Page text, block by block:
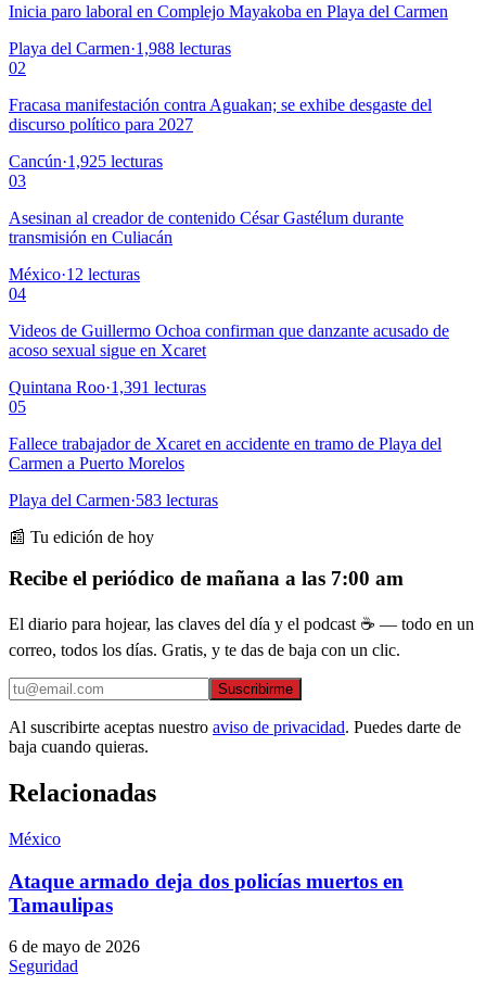
Inicia paro laboral en Complejo Mayakoba en Playa del Carmen
Playa del Carmen·1,988 lecturas
02
Fracasa manifestación contra Aguakan; se exhibe desgaste del
discurso político para 2027
Cancún·1,925 lecturas
03
Asesinan al creador de contenido César Gastélum durante
transmisión en Culiacán
México·12 lecturas
04
Videos de Guillermo Ochoa confirman que danzante acusado de
acoso sexual sigue en Xcaret
Quintana Roo·1,391 lecturas
05
Fallece trabajador de Xcaret en accidente en tramo de Playa del
Carmen a Puerto Morelos
Playa del Carmen·583 lecturas
📰 Tu edición de hoy
Recibe el periódico de mañana a las 7:00 am
El diario para hojear, las claves del día y el podcast ☕ — todo en un
correo, todos los días. Gratis, y te das de baja con un clic.
Suscribirme
Al suscribirte aceptas nuestro aviso de privacidad. Puedes darte de
baja cuando quieras.
Relacionadas
México
Ataque armado deja dos policías muertos en
Tamaulipas
6 de mayo de 2026
Seguridad